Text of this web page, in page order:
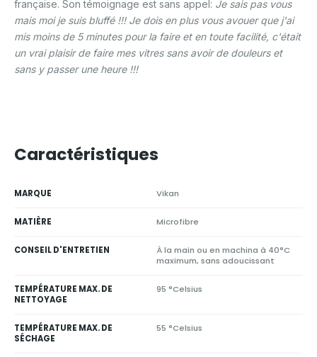
française. Son témoignage est sans appel: Je sais pas vous
mais moi je suis bluffé !!! Je dois en plus vous avouer que j'ai
mis moins de 5 minutes pour la faire et en toute facilité, c'était
un vrai plaisir de faire mes vitres sans avoir de douleurs et
sans y passer une heure !!!
Caractéristiques
MARQUE Vikan
MATIÈRE Microfibre
CONSEIL D'ENTRETIEN
À la main ou en machina à 40°C
maximum, sans adoucissant
TEMPÉRATURE MAX. DE
NETTOYAGE
95 °Celsius
TEMPÉRATURE MAX. DE
SÉCHAGE
55 °Celsius